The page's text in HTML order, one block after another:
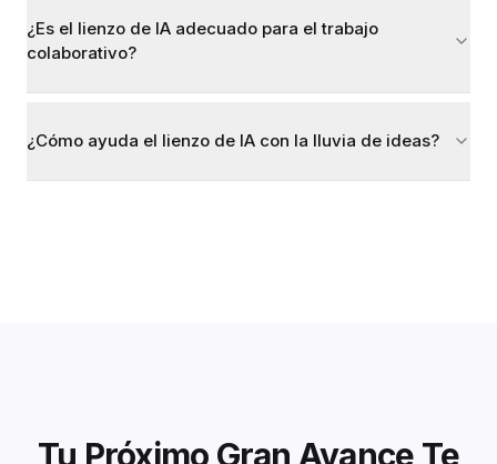
¿Es el lienzo de IA adecuado para el trabajo
colaborativo?
¿Cómo ayuda el lienzo de IA con la lluvia de ideas?
Tu Próximo Gran Avance Te